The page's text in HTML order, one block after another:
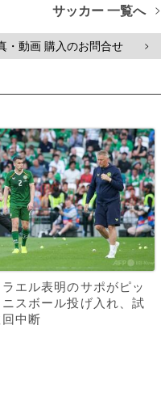
サッカー 一覧へ >
・動画 購入のお問合せ >
エル表明のサポがピッ
スボール投げ入れ、試
中断